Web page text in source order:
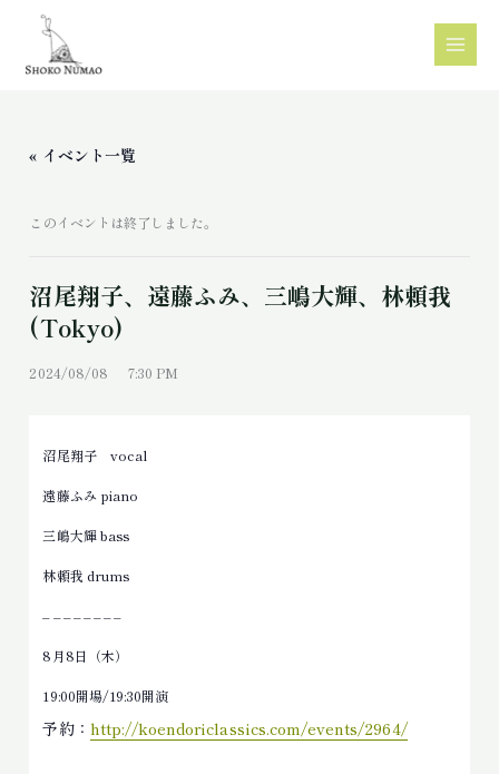
« イベント一覧
このイベントは終了しました。
沼尾翔子、遠藤ふみ、三嶋大輝、林頼我
(Tokyo)
2024/08/08 7:30 PM
沼尾翔子 vocal
遠藤ふみ piano
三嶋大輝 bass
林頼我 drums
– – – – – – – –
8月8日（木）
19:00開場/19:30開演
予約： http://koendoriclassics.com/events/2964/